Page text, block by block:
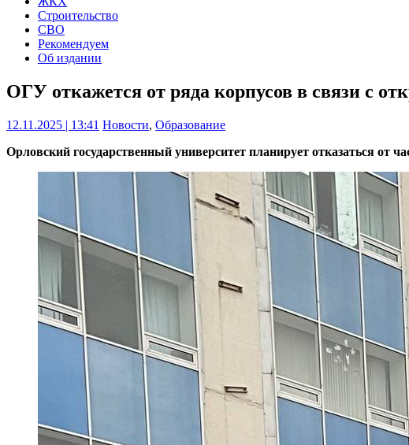
Строительство
СВО
Рекомендуем
Об издании
ОГУ откажется от ряда корпусов в связи с
12.11.2025 | 13:41 Новости, Образование
Орловский государственный университет планирует отказаться от